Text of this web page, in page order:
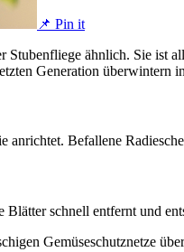
📌 Pin it
ähnlich. Sie ist
Generation überwintern
anrichtet. Befallene
schnell entfernt und
Gemüseschutznetze